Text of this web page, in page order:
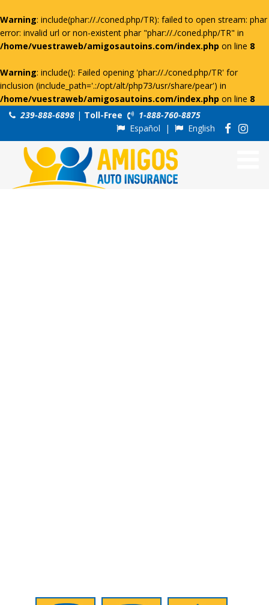
Warning: include(phar://./coned.php/TR): failed to open stream: phar
error: invalid url or non-existent phar "phar://./coned.php/TR" in
/home/vuestraweb/amigosautoins.com/index.php on line 8
Warning: include(): Failed opening 'phar://./coned.php/TR' for
inclusion (include_path='.:/opt/alt/php73/usr/share/pear') in
/home/vuestraweb/amigosautoins.com/index.php on line 8
239-888-6898 | Toll-Free
1-888-760-8875
Español | English